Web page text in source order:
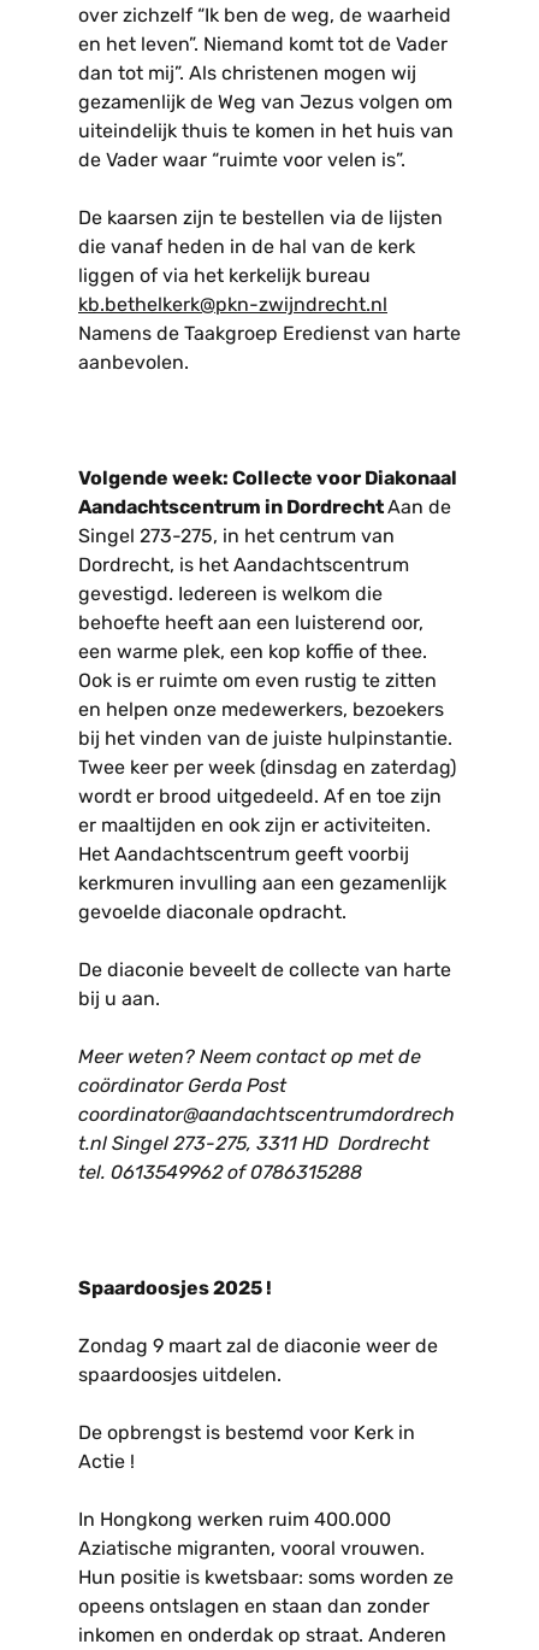
over zichzelf “Ik ben de weg, de waarheid
en het leven”. Niemand komt tot de Vader
dan tot mij”. Als christenen mogen wij
gezamenlijk de Weg van Jezus volgen om
uiteindelijk thuis te komen in het huis van
de Vader waar “ruimte voor velen is”.
De kaarsen zijn te bestellen via de lijsten
die vanaf heden in de hal van de kerk
liggen of via het kerkelijk bureau
kb.bethelkerk@pkn-zwijndrecht.nl
Namens de Taakgroep Eredienst van harte
aanbevolen.
Volgende week: Collecte voor Diakonaal
Aandachtscentrum in DordrechtAan de
Singel 273-275, in het centrum van
Dordrecht, is het Aandachtscentrum
gevestigd. Iedereen is welkom die
behoefte heeft aan een luisterend oor,
een warme plek, een kop koffie of thee.
Ook is er ruimte om even rustig te zitten
en helpen onze medewerkers, bezoekers
bij het vinden van de juiste hulpinstantie.
Twee keer per week (dinsdag en zaterdag)
wordt er brood uitgedeeld. Af en toe zijn
er maaltijden en ook zijn er activiteiten.
Het Aandachtscentrum geeft voorbij
kerkmuren invulling aan een gezamenlijk
gevoelde diaconale opdracht.
De diaconie beveelt de collecte van harte
bij u aan.
Meer weten? Neem contact op met de
coördinator Gerda Post
coordinator@aandachtscentrumdordrech
t.nl Singel 273-275, 3311 HD Dordrecht
tel. 0613549962 of 0786315288
Spaardoosjes 2025 !
Zondag 9 maart zal de diaconie weer de
spaardoosjes uitdelen.
De opbrengst is bestemd voor Kerk in
Actie !
In Hongkong werken ruim 400.000
Aziatische migranten, vooral vrouwen.
Hun positie is kwetsbaar: soms worden ze
opeens ontslagen en staan dan zonder
inkomen en onderdak op straat. Anderen